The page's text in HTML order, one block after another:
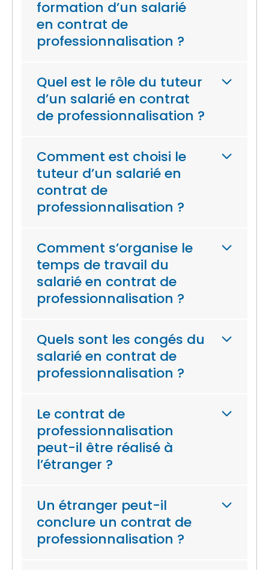
formation d’un salarié
en contrat de
professionnalisation ?
Quel est le rôle du tuteur
d’un salarié en contrat
de professionnalisation ?
Comment est choisi le
tuteur d’un salarié en
contrat de
professionnalisation ?
Comment s’organise le
temps de travail du
salarié en contrat de
professionnalisation ?
Quels sont les congés du
salarié en contrat de
professionnalisation ?
Le contrat de
professionnalisation
peut-il être réalisé à
l’étranger ?
Un étranger peut-il
conclure un contrat de
professionnalisation ?